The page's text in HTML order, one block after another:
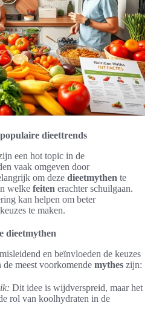
dieettrends
een hot topic in de
vaak omgeven door
om deze dieetmythen te
welke feiten erachter schuilgaan.
kan helpen om beter
te maken.
dieetmythen
en beïnvloeden de keuzes
meest voorkomende mythes zijn:
Dit idee is wijdverspreid, maar het
rol van koolhydraten in de